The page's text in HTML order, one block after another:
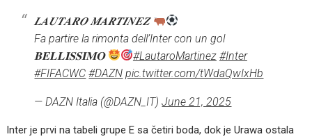
𝑳𝑨𝑼𝑻𝑨𝑹𝑶 𝑴𝑨𝑹𝑻𝑰𝑵𝑬𝒁
Fa partire la rimonta dell’Inter con un gol
𝐁𝐄𝐋𝐋𝐈𝐒𝐒𝐈𝐌𝐎
#LautaroMartinez #Inter
#FIFACWC #DAZN pic.twitter.com/tWdaQwIxHb
— DAZN Italia (@DAZN_IT)June 21, 2025
Inter je prvi na tabeli grupe E sa četiri boda, dok je Urawa ostala